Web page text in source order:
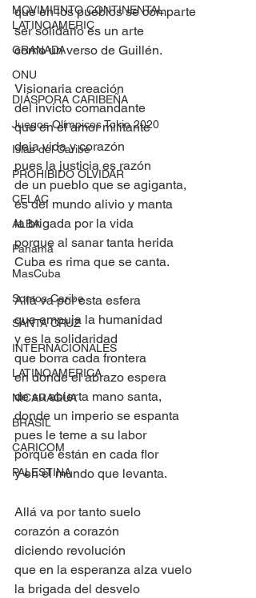
MOVIMIENTO CONTINENTAL
LATINOAMERIC
GRANADA
ONU
DIÁSPORA CARIBEÑA
Juegos Olímpicos Tokio 2020
Islas del Caribe
PROHIBIDO OLVIDAR
CELAC
ALBA
Panamá
MasCuba
Somos Caribe
SANTA CRUZ
INTERNACIONALES
LATINOAMERICA
NICARAGUA
BRASIL
CARICOM
PALESTINA
que en los pueblos se comparte
ser solidario es un arte
como un verso de Guillén.
Visionaria creación
del invicto comandante
que en el amor militante
deja vida y corazón
pues la justicia es razón
de un pueblo que se agiganta,
es del mundo alivio y manta
la brigada por la vida
porque al sanar tanta herida
Cuba es rima que se canta.
Allá va por esta esfera
que empuja la humanidad
y es la solidaridad
que borra cada frontera
en donde el abrazo espera
de su abierta mano santa,
donde un imperio se espanta
pues le teme a su labor
porque están en cada flor
y en el mundo que levanta.
Allá va por tanto suelo
corazón a corazón
diciendo revolución
que en la esperanza alza vuelo
la brigada del desvelo